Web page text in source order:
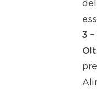
3 –